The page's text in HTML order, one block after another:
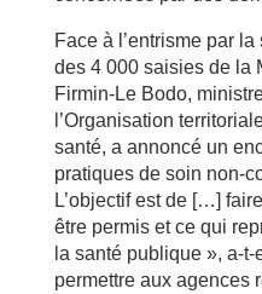
Face à l’entrisme par
des 4 000 saisies de la
Firmin-Le Bodo,
l’Organisation
santé, a annoncé un
pratiques de soin non-
L’objectif est de […]
être permis et ce qui
la santé publique », a-
permettre aux agences